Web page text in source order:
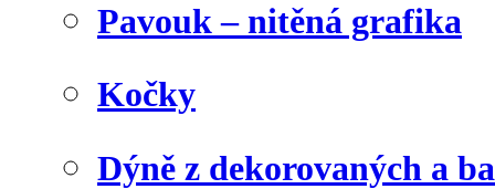
Pavouk – nitěná grafika
Kočky
Dýně z dekorovaných a